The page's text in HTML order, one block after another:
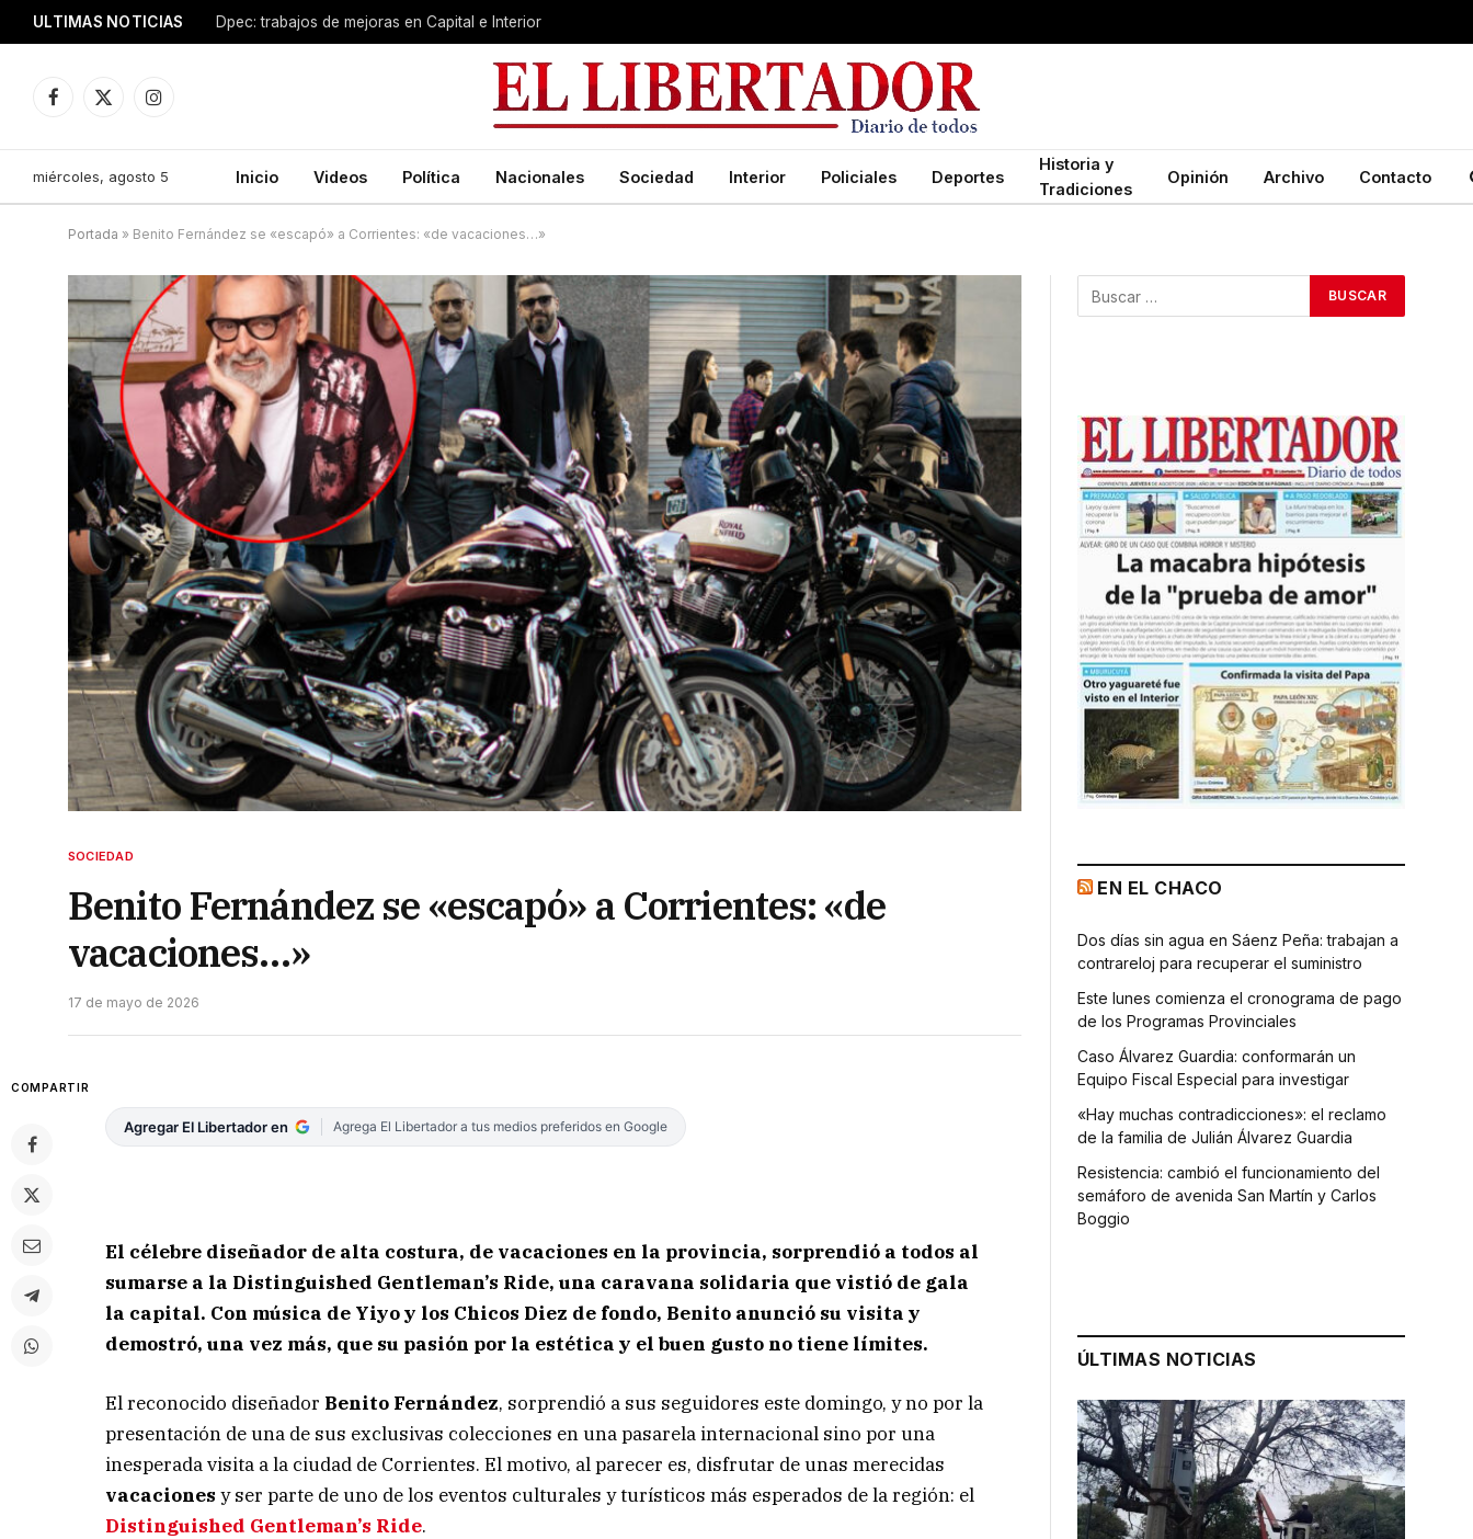
ULTIMAS NOTICIAS Dpec: trabajos de mejoras en Capital e Interior
Facebook
X
Instagram
miércoles, agosto 5 Inicio Videos Política Nacionales Sociedad Interior Policiales Deportes
Historia y
Tradiciones
Opinión Archivo Contacto
Portada » Benito Fernández se «escapó» a Corrientes: «de vacaciones…»
SOCIEDAD
Benito Fernández se «escapó» a Corrientes: «de
vacaciones…»
17 de mayo de 2026
COMPARTIR
Agregar El Libertador en Agrega El Libertador a tus medios preferidos en Google
El célebre diseñador de alta costura, de vacaciones en la provincia, sorprendió a todos al
sumarse a la Distinguished Gentleman’s Ride, una caravana solidaria que vistió de gala
la capital. Con música de Yiyo y los Chicos Diez de fondo, Benito anunció su visita y
demostró, una vez más, que su pasión por la estética y el buen gusto no tiene límites.
El reconocido diseñador Benito Fernández, sorprendió a sus seguidores este domingo, y no por la
presentación de una de sus exclusivas colecciones en una pasarela internacional sino por una
inesperada visita a la ciudad de Corrientes. El motivo, al parecer es, disfrutar de unas merecidas
vacaciones y ser parte de uno de los eventos culturales y turísticos más esperados de la región: el
Distinguished Gentleman’s Ride.
EN EL CHACO
Dos días sin agua en Sáenz Peña: trabajan a
contrareloj para recuperar el suministro
Este lunes comienza el cronograma de pago
de los Programas Provinciales
Caso Álvarez Guardia: conformarán un
Equipo Fiscal Especial para investigar
«Hay muchas contradicciones»: el reclamo
de la familia de Julián Álvarez Guardia
Resistencia: cambió el funcionamiento del
semáforo de avenida San Martín y Carlos
Boggio
ÚLTIMAS NOTICIAS